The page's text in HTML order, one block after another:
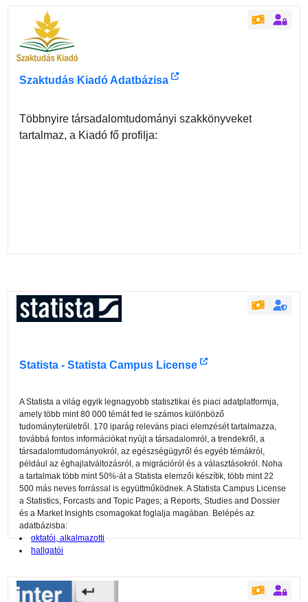
Szaktudás Kiadó Adatbázisa
Többnyire társadalomtudományi szakkönyveket
tartalmaz, a Kiadó fő profilja:
Statista - Statista Campus License
A Statista a világ egyik legnagyobb statisztikai és piaci adatplatformja,
amely több mint 80 000 témát fed le számos különböző
tudományterületről. 170 iparág releváns piaci elemzését tartalmazza,
továbbá fontos információkat nyújt a társadalomról, a trendekről, a
társadalomtudományokról, az egészségügyről és egyéb témákról,
például az éghajlatváltozásról, a migrációról és a választásokról. Noha
a tartalmak több mint 50%-át a Statista elemzői készítik, több mint 22
500 más neves forrással is együttműködnek. A Statista Campus License
a Statistics, Forcasts and Topic Pages; a Reports, Studies and Dossier
és a Market Insights csomagokat foglalja magában. Belépés az
adatbázisba:
oktatói, alkalmazotti
hallgatói